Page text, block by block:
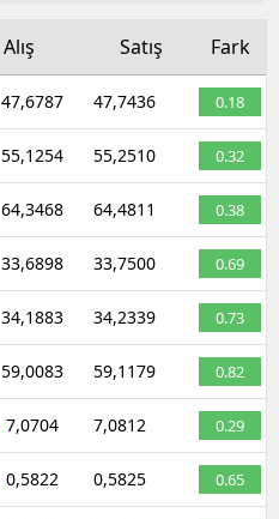
Alış Satış Fark
47,6787 47,7436 0.18
55,1254 55,2510 0.32
64,3468 64,4811 0.38
33,6898 33,7500 0.69
34,1883 34,2339 0.73
59,0083 59,1179 0.82
7,0704 7,0812 0.29
0,5822 0,5825 0.65